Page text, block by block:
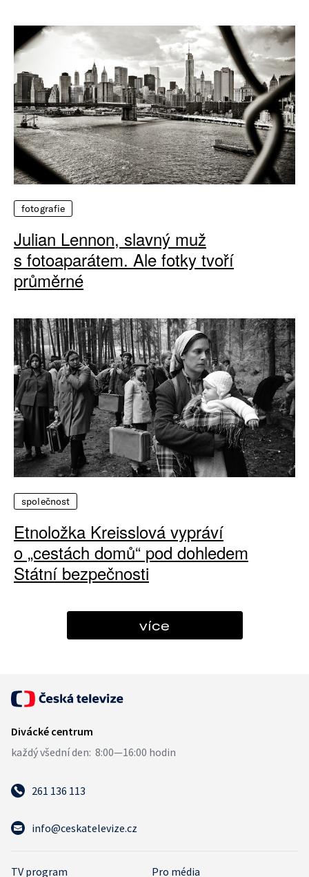
fotografie
Julian Lennon, slavný muž
s fotoaparátem. Ale fotky tvoří
průměrné
společnost
Etnoložka Kreisslová vypráví
o „cestách domů“ pod dohledem
Státní bezpečnosti
více
261 136 113
info@ceskatelevize.cz
TV program Pro média